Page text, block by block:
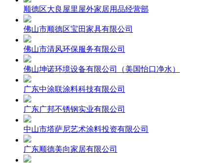
顺德区大良屋里屋外家居用品经营部
佛山市顺德区宝田家具有限公司
佛山市清风环保服务有限公司
佛山坤诺环境设备有限公司（美国怡口净水）
广东中涂联涂料科技有限公司
广东广邦不锈钢实业有限公司
中山市塔萨尼艺术涂料投资有限公司
广东顺德美向家居有限公司